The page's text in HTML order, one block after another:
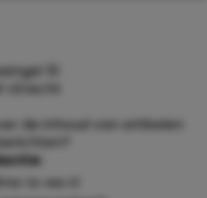
51
Utrecht
de inhoud van artikelen
to-we.nl